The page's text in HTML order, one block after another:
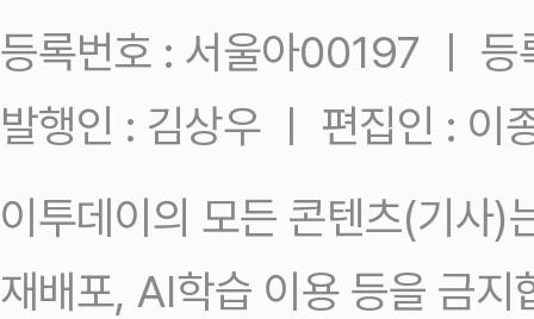
등록번호 : 서울아00197 ㅣ
발행인 : 김상우 ㅣ 편집인 : 이
이투데이의 모든 콘텐츠(기사)
재배포, AI학습 이용 등을 금지